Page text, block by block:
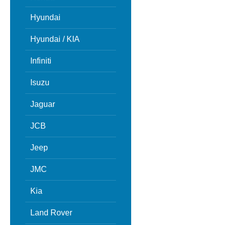
Hyundai
Hyundai / KIA
Infiniti
Isuzu
Jaguar
JCB
Jeep
JMC
Kia
Land Rover